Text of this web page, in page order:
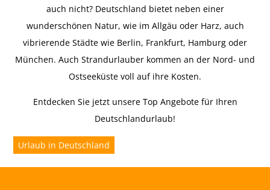
auch nicht? Deutschland bietet neben einer
wunderschönen Natur, wie im Allgäu oder Harz, auch
vibrierende Städte wie Berlin, Frankfurt, Hamburg oder
München. Auch Strandurlauber kommen an der Nord- und
Ostseeküste voll auf ihre Kosten.
Entdecken Sie jetzt unsere Top Angebote für Ihren
Deutschlandurlaub!
Urlaub in Deutschland